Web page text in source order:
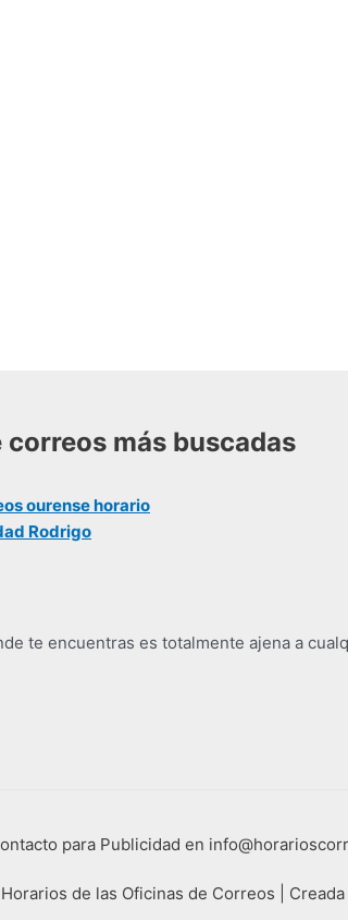
correos más buscadas
ourense horario
Rodrigo
te encuentras es totalmente ajena a
para Publicidad en
de las Oficinas de Correos |